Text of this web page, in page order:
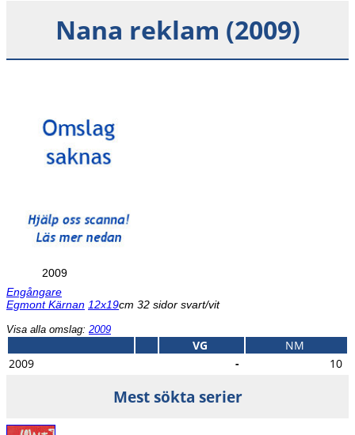
Nana reklam (2009)
2009
Engångare
Egmont Kärnan 12x19cm 32 sidor svart/vit
Visa alla omslag: 2009
VG
NM
2009
- 10
Mest sökta serier